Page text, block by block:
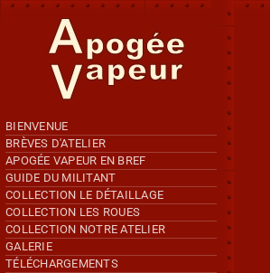
Accéder au contenu principal
BIENVENUE
BRÈVES D'ATELIER
APOGÉE VAPEUR EN BREF
GUIDE DU MILITANT
COLLECTION LE DÉTAILLAGE
COLLECTION LES ROUES
COLLECTION NOTRE ATELIER
GALERIE
TÉLÉCHARGEMENTS